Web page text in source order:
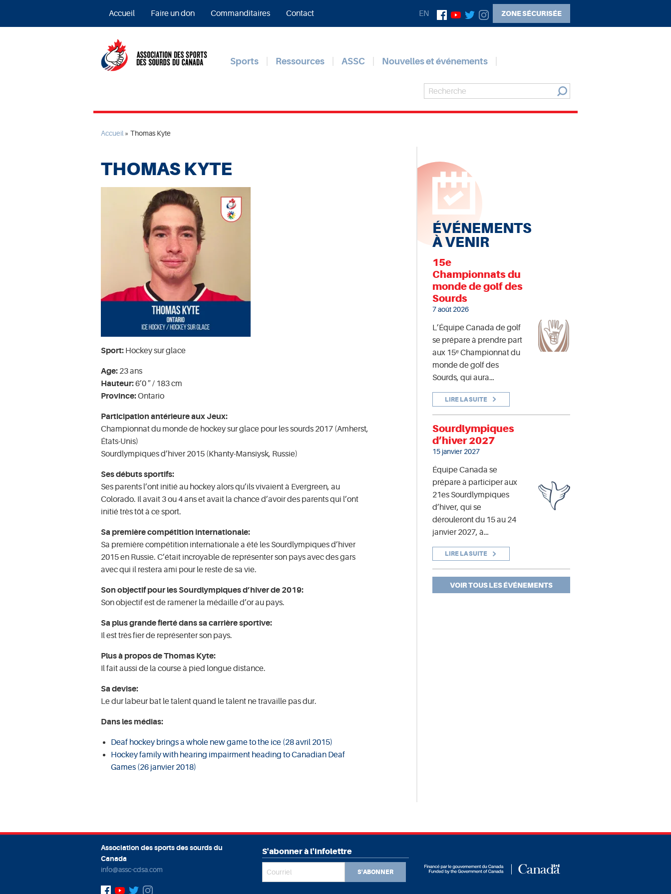
Accueil Faire un don Commanditaires Contact EN ZONE SÉCURISÉE
Sports Ressources ASSC Nouvelles et événements
Accueil » Thomas Kyte
THOMAS KYTE
Sport: Hockey sur glace
Age: 23 ans
Hauteur:6’0 ″ / 183 cm
Province:Ontario
Participation antérieure aux Jeux:
Championnat du monde de hockey sur glace pour les sourds 2017 (Amherst,
États-Unis)
Sourdlympiques d’hiver 2015 (Khanty-Mansiysk, Russie)
Ses débuts sportifs:
Ses parents l’ont initié au hockey alors qu’ils vivaient à Evergreen, au
Colorado. Il avait 3 ou 4 ans et avait la chance d’avoir des parents qui l’ont
initié très tôt à ce sport.
Sa première compétition internationale:
Sa première compétition internationale a été les Sourdlympiques d’hiver
2015 en Russie. C’était incroyable de représenter son pays avec des gars
avec qui il restera ami pour le reste de sa vie.
Son objectif pour les Sourdlympiques d’hiver de 2019:
Son objectif est de ramener la médaille d’or au pays.
Sa plus grande fierté dans sa carrière sportive:
Il est très fier de représenter son pays.
Plus à propos de Thomas Kyte:
Il fait aussi de la course à pied longue distance.
Sa devise:
Le dur labeur bat le talent quand le talent ne travaille pas dur.
Dans les médias:
Deaf hockey brings a whole new game to the ice (28 avril 2015)
Hockey family with hearing impairment heading to Canadian Deaf
Games (26 janvier 2018)
ÉVÉNEMENTS
À VENIR
15e
Championnats du
monde de golf des
Sourds
7 août 2026
L’Équipe Canada de golf
se prépare à prendre part
aux 15ᵉ Championnat du
monde de golf des
Sourds, qui aura…
LIRE LA SUITE
Sourdlympiques
d’hiver 2027
15 janvier 2027
Équipe Canada se
prépare à participer aux
21es Sourdlympiques
d’hiver, qui se
dérouleront du 15 au 24
janvier 2027, à…
LIRE LA SUITE
VOIR TOUS LES ÉVÉNEMENTS
Association des sports des sourds du
Canada
info@assc-cdsa.com
S'abonner à l'infolettre
S'ABONNER